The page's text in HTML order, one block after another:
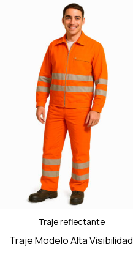
Traje reflectante
Traje Modelo Alta Visibilidad